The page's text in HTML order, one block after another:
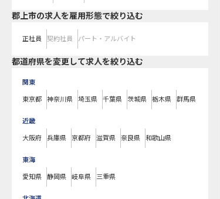
郡上市の求人を雇用形態で絞り込む
正社員 契約社員 パート・アルバイト
都道府県を変更して求人を絞り込む
関東
東京都 神奈川県 埼玉県 千葉県 茨城県 栃木県 群馬県
近畿
大阪府 兵庫県 京都府 滋賀県 奈良県 和歌山県
東海
愛知県 静岡県 岐阜県 三重県